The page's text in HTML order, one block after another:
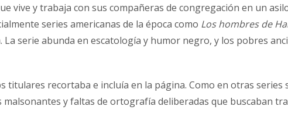
vive y trabaja con sus compañeras de congregación en un
series americanas de la época como Los hombres de
serie abunda en escatología y humor negro, y los pobres
titulares recortaba e incluía en la página. Como en otras series
y faltas de ortografía deliberadas que buscaban